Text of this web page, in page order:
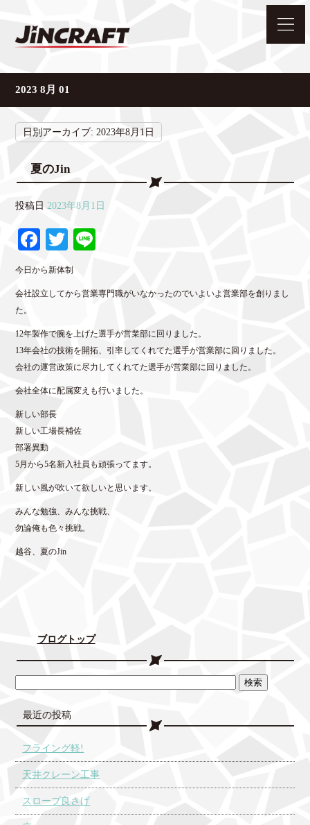
2023 8月 01
日別アーカイブ:2023年8月1日
夏のJin
投稿日 2023年8月1日
Fa
ce
bo
ok
T
wi
tte
r
今日から新体制
会社設立してから営業専門職がいなかったのでいよいよ営業部を創りまし
た。
12年製作で腕を上げた選手が営業部に回りました。
13年会社の技術を開拓、引率してくれてた選手が営業部に回りました。
会社の運営政策に尽力してくれてた選手が営業部に回りました。
会社全体に配属変えも行いました。
新しい部長
新しい工場長補佐
部署異動
5月から5名新入社員も頑張ってます。
新しい風が吹いて欲しいと思います。
みんな勉強、みんな挑戦、
勿論俺も色々挑戦。
越谷、夏のJin
ブログトップ
最近の投稿
フライング軽!
天井クレーン工事
スロープ良さげ